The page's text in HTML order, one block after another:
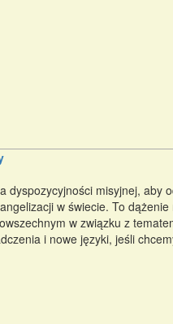
dyspozycyjności misyjnej, aby
w świecie. To
w związku z
i nowe języki, jeśli